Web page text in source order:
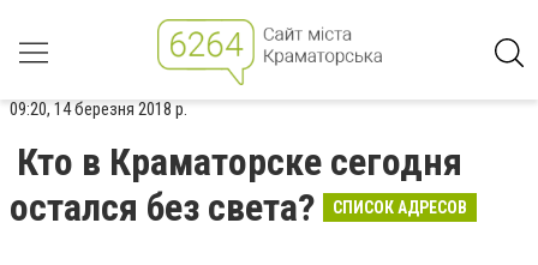
09:20, 14 березня 2018 р.
Кто в Краматорске сегодня
остался без света?
СПИСОК АДРЕСОВ